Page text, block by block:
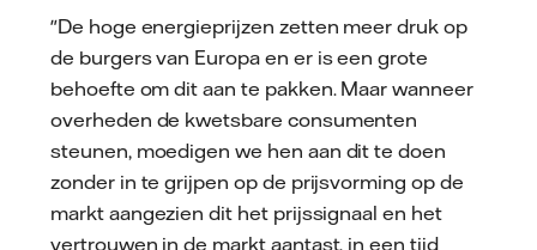
"De hoge energieprijzen zetten meer druk op
de burgers van Europa en er is een grote
behoefte om dit aan te pakken. Maar wanneer
overheden de kwetsbare consumenten
steunen, moedigen we hen aan dit te doen
zonder in te grijpen op de prijsvorming op de
markt aangezien dit het prijssignaal en het
vertrouwen in de markt aantast, in een tijd